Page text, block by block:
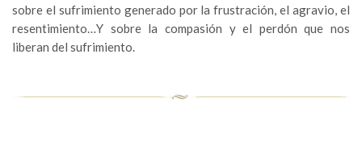
sobre el sufrimiento generado por la frustración, el agravio, el
resentimiento…Y sobre la compasión y el perdón que nos
liberan del sufrimiento.